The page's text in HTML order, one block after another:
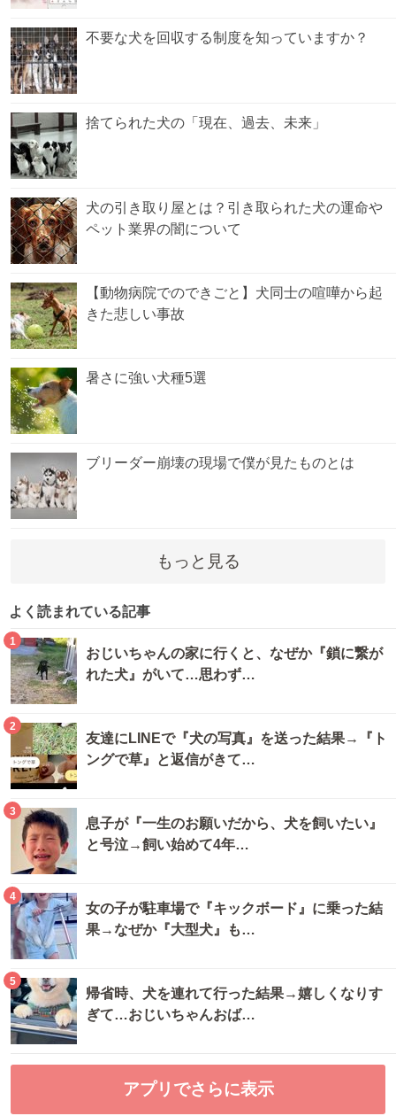
不要な犬を回収する制度を知っていますか？
捨てられた犬の「現在、過去、未来」
犬の引き取り屋とは？引き取られた犬の運命や
ペット業界の闇について
【動物病院でのできごと】犬同士の喧嘩から起
きた悲しい事故
暑さに強い犬種5選
ブリーダー崩壊の現場で僕が見たものとは
もっと見る
よく読まれている記事
1
おじいちゃんの家に行くと、なぜか『鎖に繋が
れた犬』がいて…思わず…
2
友達にLINEで『犬の写真』を送った結果→『ト
ングで草』と返信がきて…
3
息子が『一生のお願いだから、犬を飼いたい』
と号泣→飼い始めて4年…
4
女の子が駐車場で『キックボード』に乗った結
果→なぜか『大型犬』も…
5
帰省時、犬を連れて行った結果→嬉しくなりす
ぎて…おじいちゃんおば…
アプリでさらに表示